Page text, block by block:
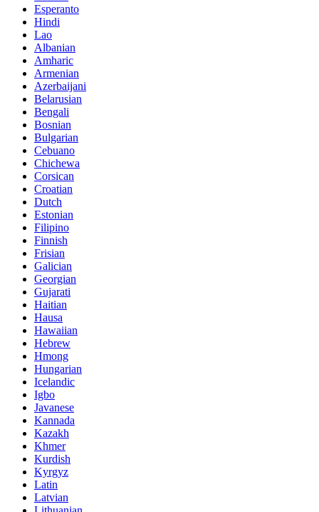
Esperanto
Hindi
Lao
Albanian
Amharic
Armenian
Azerbaijani
Belarusian
Bengali
Bosnian
Bulgarian
Cebuano
Chichewa
Corsican
Croatian
Dutch
Estonian
Filipino
Finnish
Frisian
Galician
Georgian
Gujarati
Haitian
Hausa
Hawaiian
Hebrew
Hmong
Hungarian
Icelandic
Igbo
Javanese
Kannada
Kazakh
Khmer
Kurdish
Kyrgyz
Latin
Latvian